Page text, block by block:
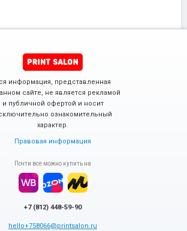
информация, представленная
сайте, не является рекламой
и публичной офертой и носит
ознакомительный
характер.
Правовая информация
Почти все можно купить на
+7 (812) 448-59-90
hello+758066@printsalon.ru